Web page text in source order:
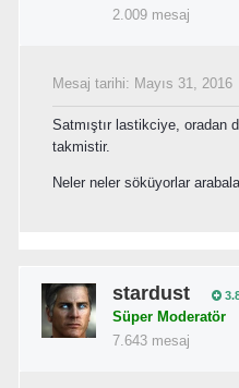
2.009 mesaj
Mesaj tarihi: Mayıs 31, 2016
Satmıştır lastikciye, oradan
takmistir.
Neler neler söküyorlar
stardust
Süper Moderatör
7.643 mesaj